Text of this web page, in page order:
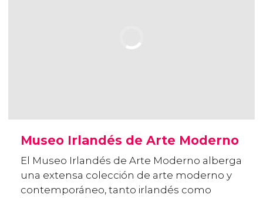
Museo Irlandés de Arte Moderno
El Museo Irlandés de Arte Moderno alberga
una extensa colección de arte moderno y
contemporáneo, tanto irlandés como